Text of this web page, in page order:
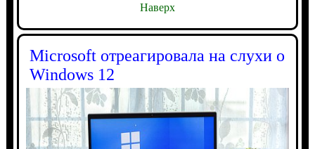
Наверх
Microsoft отреагировала на слухи о
Windows 12